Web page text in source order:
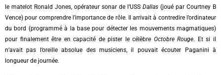
le matelot Ronald Jones, opérateur sonar de l’USS Dallas (joué par Courtney B
Vence) pour comprendre l’importance de rôle. Il arrivait à contredire l’ordinateur
du bord (programmé à la base pour détecter les mouvements magmatiques)
pour finalement être en capacité de pister le célèbre Octobre Rouge. Et si il
n’avait pas l’oreille absolue des musiciens, il pouvait écouter Paganini à
longueur de journée.